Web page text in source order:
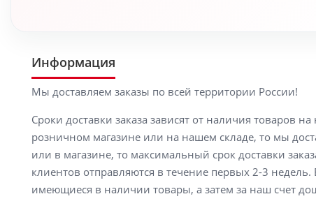
Информация
Мы доставляем заказы по всей территории России!
Сроки доставки заказа зависят от наличия товаров
розничном магазине или на нашем складе, то мы
или в магазине, то максимальный срок доставки
клиентов отправляются в течение первых 2-3
имеющиеся в наличии товары, а затем за наш счет